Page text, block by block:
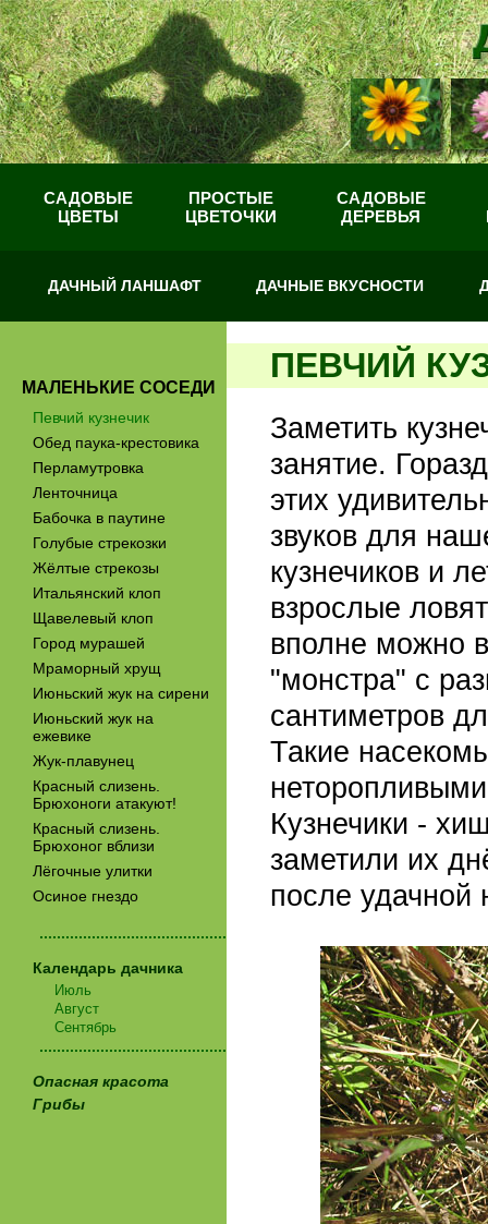
САДОВЫЕ
ЦВЕТЫ
ПРОСТЫЕ
ЦВЕТОЧКИ
САДОВЫЕ
ДЕРЕВЬЯ
ДАЧНЫЙ ЛАНШАФТ ДАЧНЫЕ ВКУСНОСТИ
МАЛЕНЬКИЕ СОСЕДИ
Певчий кузнечик
Обед паука-крестовика
Перламутровка
Ленточница
Бабочка в паутине
Голубые стрекозки
Жёлтые стрекозы
Итальянский клоп
Щавелевый клоп
Город мурашей
Мраморный хрущ
Июньский жук на сирени
Июньский жук на
ежевике
Жук-плавунец
Красный слизень.
Брюхоноги атакуют!
Красный слизень.
Брюхоног вблизи
Лёгочные улитки
Осиное гнездо
...........................................
Календарь дачника
Июль
Август
Сентябрь
...........................................
Опасная красота
Грибы
ПЕВЧИЙ
Заметить
занятие.
этих
звуков для
кузнечиков и
взрослые
вполне можно
"монстра" с
сантиметров
Такие
Кузнечики -
заметили их
после удачной